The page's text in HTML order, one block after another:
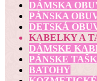
DÁMSKA
PÁNSKA
DETSKÁ
KABELKY A
DÁMSKE
PÁNSKE
BATOHY